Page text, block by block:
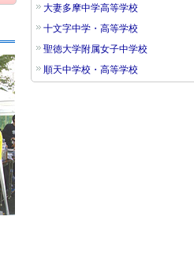
大妻多摩中学高等学校
十文字中学・高等学校
聖徳大学附属女子中学校
順天中学校・高等学校